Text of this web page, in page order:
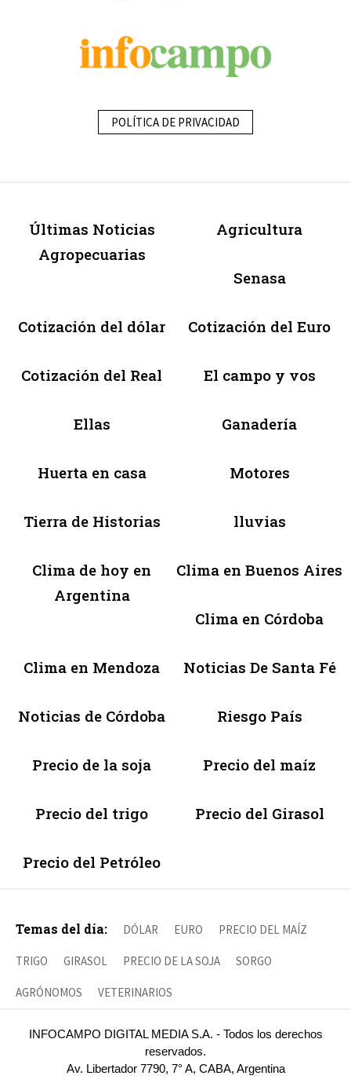
POLÍTICA DE PRIVACIDAD
Últimas Noticias
Agropecuarias
Agricultura
Senasa
Cotización del dólar Cotización del Euro
Cotización del Real El campo y vos
Ellas Ganadería
Huerta en casa Motores
Tierra de Historias lluvias
Clima de hoy en
Argentina
Clima en Buenos Aires
Clima en Córdoba
Clima en Mendoza Noticias De Santa Fé
Noticias de Córdoba Riesgo País
Precio de la soja Precio del maíz
Precio del trigo Precio del Girasol
Precio del Petróleo
Temas del día: DÓLAR EURO PRECIO DEL MAÍZ
TRIGO GIRASOL PRECIO DE LA SOJA SORGO
AGRÓNOMOS VETERINARIOS
INFOCAMPO DIGITAL MEDIA S.A. - Todos los derechos
reservados.
Av. Libertador 7790, 7° A, CABA, Argentina